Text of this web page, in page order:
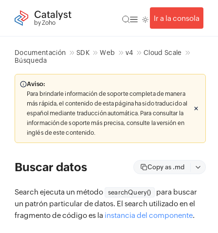
Catalyst
by Zoho
Ir a la consola
Documentación SDK Web v4
Cloud Scale
Búsqueda
Aviso:
Para brindarle información de soporte completa de manera
más rápida, el contenido de esta página ha sido traducido al
español mediante traducción automática. Para consultar la
información de soporte más precisa, consulte la versión en
inglés de este contenido.
Buscar datos Copy as .md
Search ejecuta un método searchQuery()
para buscar
un patrón particular de datos. El search utilizado en el
fragmento de código es la instancia del componente.